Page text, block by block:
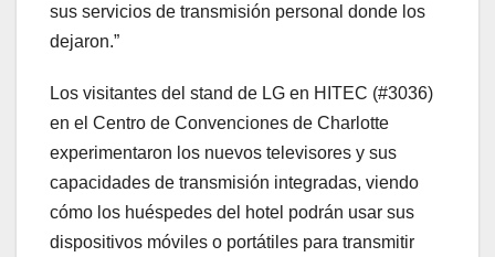
sus servicios de transmisión personal donde los
dejaron.”
Los visitantes del stand de LG en HITEC (#3036)
en el Centro de Convenciones de Charlotte
experimentaron los nuevos televisores y sus
capacidades de transmisión integradas, viendo
cómo los huéspedes del hotel podrán usar sus
dispositivos móviles o portátiles para transmitir